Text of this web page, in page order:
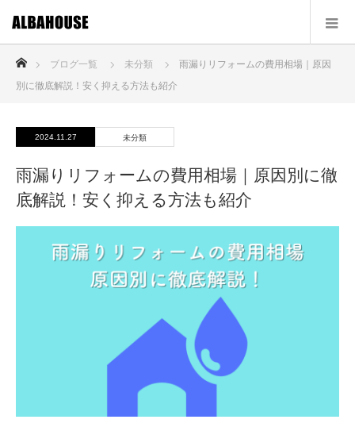
ブログ一覧 未分類
雨漏りリフォームの費用相場｜原因
別に徹底解説！安く抑える方法も紹介
2024.11.27 未分類
雨漏りリフォームの費用相場｜原因別に徹
底解説！安く抑える方法も紹介